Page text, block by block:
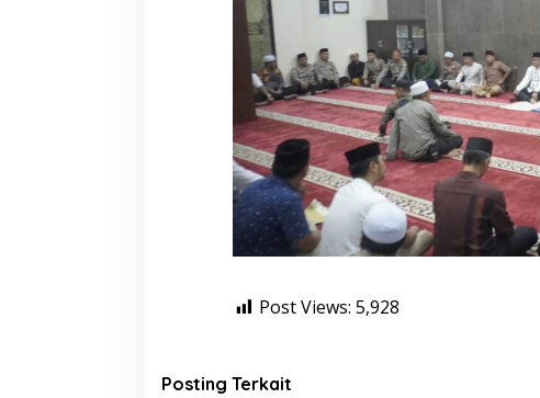
Post Views: 5,928
Posting Terkait